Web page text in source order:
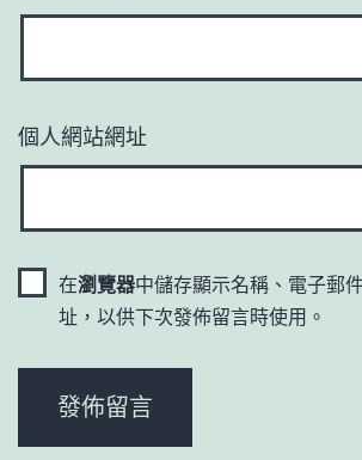
個人網站網址
在瀏覽器中儲存顯示名稱、電子郵
址，以供下次發佈留言時使用。